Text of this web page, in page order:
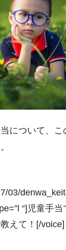
について、
03/
“]児童手
えて！[/